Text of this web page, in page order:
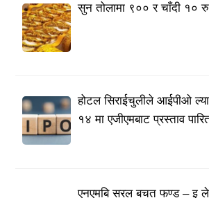
सुन तोलामा ९०० र चाँदी १०
होटल सिराईचुलीले आईपीओ
१४ मा एजीएमबाट प्रस्ताव
एनएमबि सरल बचत फण्ड – इ ले